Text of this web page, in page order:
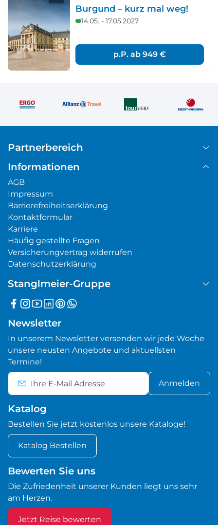
Burgund – kurz mal weg!
14.05. - 17.05.2027
p.P. ab 949 €
Partnerbereich
Informationen
AGB
Impressum
Barrierefreiheitserklärung
Kontaktformular
Karriere
Häufig gestellte Fragen
Versicherungvertrag widerrufen
Datenschutzerklärung
Stanglmeier-Gruppe
Newsletter
In unserem Newsletter versenden wir jede Woche
unsere neusten Angebote und aktuellsten
Termine!
Anmelden
Katalog
Bestellen Sie jetzt kostenlos unsere Kataloge!
Katalog Bestellen
Bewerten Sie uns
Die Zufriedenheit unserer Kunden liegt uns sehr
am Herzen.
Jetzt Reise bewerten